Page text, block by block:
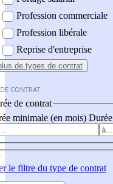
Profession commerciale
Profession libérale
Reprise d'entreprise
de types de contrat
CONTRAT
de contrat
minimale (en mois)
le filtre du type de contrat